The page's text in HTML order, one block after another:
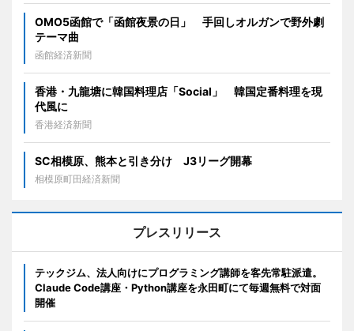
OMO5函館で「函館夜景の日」 手回しオルガンで野外劇
テーマ曲
函館経済新聞
香港・九龍塘に韓国料理店「Social」 韓国定番料理を現
代風に
香港経済新聞
SC相模原、熊本と引き分け J3リーグ開幕
相模原町田経済新聞
プレスリリース
テックジム、法人向けにプログラミング講師を客先常駐派遣。
Claude Code講座・Python講座を永田町にて毎週無料で対面
開催